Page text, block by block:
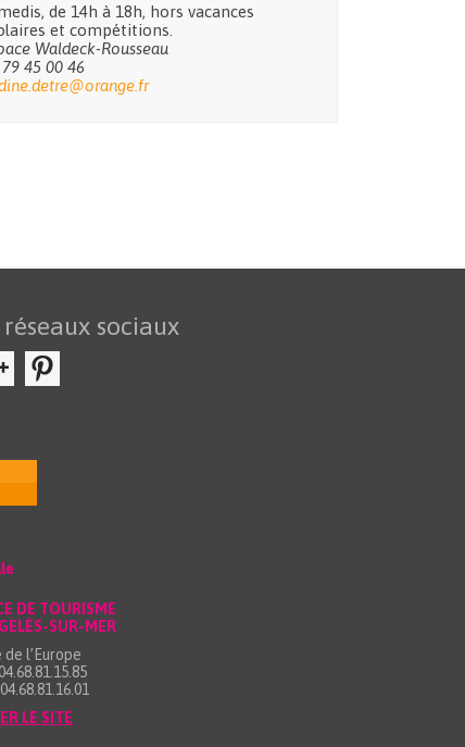
de 14h à 18h, hors vacances
et compétitions.
Waldeck-Rousseau
45 00 46
sociaux
DE TOURISME
SUR-MER
de l’Europe
LE SITE